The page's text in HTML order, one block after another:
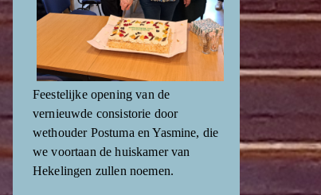
Feestelijke opening van de
vernieuwde consistorie door
wethouder Postuma en Yasmine, die
we voortaan de huiskamer van
Hekelingen zullen noemen.